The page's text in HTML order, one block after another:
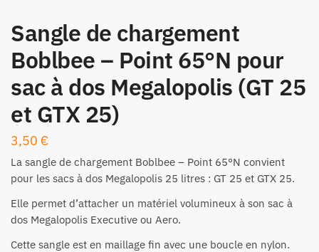
Sangle de chargement
Boblbee – Point 65°N pour
sac à dos Megalopolis (GT 25
et GTX 25)
3,50 €
La sangle de chargement Boblbee – Point 65°N convient
pour les sacs à dos Megalopolis 25 litres : GT 25 et GTX 25.
Elle permet d’attacher un matériel volumineux à son sac à
dos Megalopolis Executive ou Aero.
Cette sangle est en maillage fin avec une boucle en nylon.